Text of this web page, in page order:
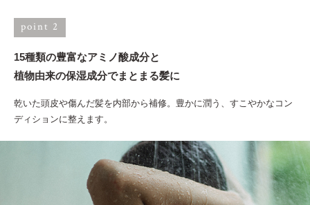
point 2
15種類の豊富なアミノ酸成分と
植物由来の保湿成分でまとまる髪に
乾いた頭皮や傷んだ髪を内部から補修。豊かに潤う、すこやかなコン
ディションに整えます。